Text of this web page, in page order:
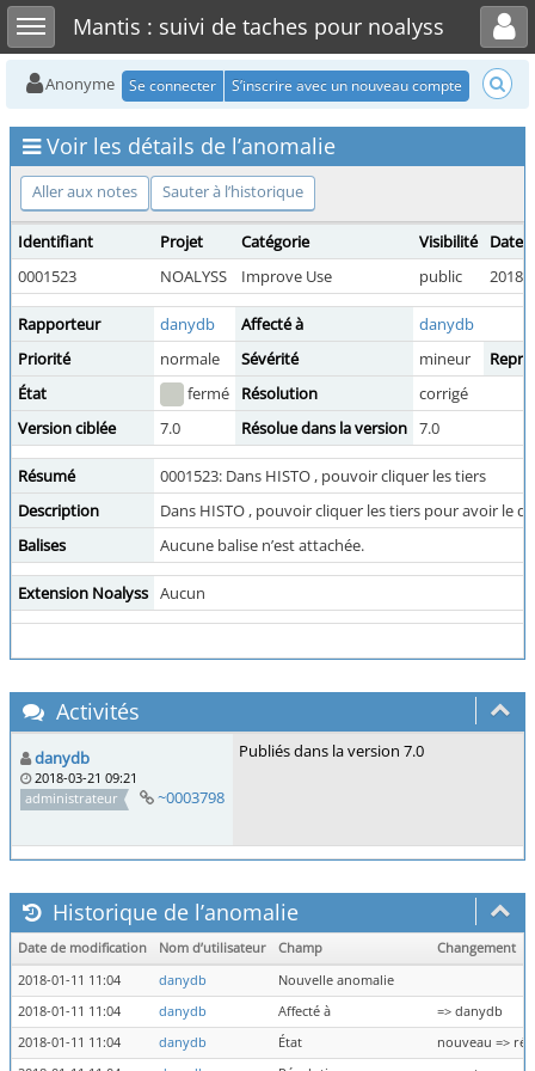
Toggle sidebarMantis : suivi de taches pour noalyss
Toggle user menu
Anonyme Se connecter S’inscrire avec un nouveau compte
Voir les détails de l’anomalie
Aller aux notes Sauter à l’historique
Identifiant Projet Catégorie Visibilité
Date
0001523
NOALYSS Improve Use public 2018-
Rapporteur danydb Affecté à
danydb
Priorité
normale Sévérité mineur
État
fermé Résolution
corrigé
Version ciblée
7.0 Résolue dans la version 7.0
Résumé
0001523: Dans HISTO , pouvoir cliquer les tiers
Description
Dans HISTO , pouvoir cliquer les tiers pour avoir le
Balises
Aucune balise n’est attachée.
Extension Noalyss Aucun
Activités
danydb
2018-03-21 09:21
administrateur
~0003798
Publiés dans la version 7.0
Historique de l’anomalie
Date de modification Nom d’utilisateur Champ
Changement
2018-01-11 11:04
danydb
Nouvelle anomalie
2018-01-11 11:04
danydb Affecté à
=> danydb
2018-01-11 11:04
danydb État
nouveau =>